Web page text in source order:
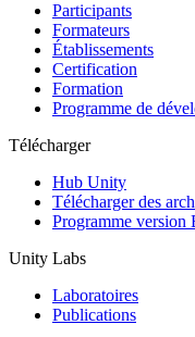
Participants
Formateurs
Établissements
Certification
Formation
Programme de
Télécharger
Hub Unity
Télécharger des
Programme version
Unity Labs
Laboratoires
Publications